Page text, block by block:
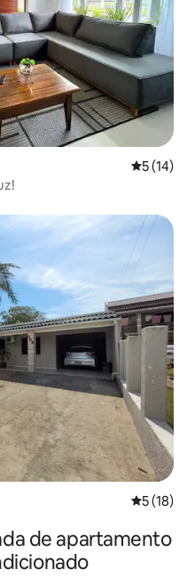
5 de uma
5 (14)
5 de uma
5 (18)
de apartamento